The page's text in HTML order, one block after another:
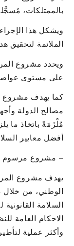
بالممتلكات،
ويشكل هذا
الملائمة لتحقيق
ويحدد مشروع
على مستوى عواصم الولايات، ابتداء من 1
كما يهدف مشروع
مصالح الدولة
مُلْزَمَةً باتخاذ ما
أفضل معايير
– مشروع مرسوم
يهدف مشروع
الوطني، من خلال
السلامة
الاحكام العامة
وأكثر عملية